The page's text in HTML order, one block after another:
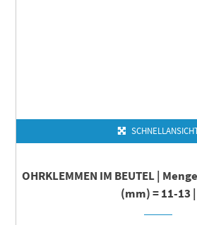
OHRKLEMMEN IM BEUTEL |
(mm) = 11-13 |